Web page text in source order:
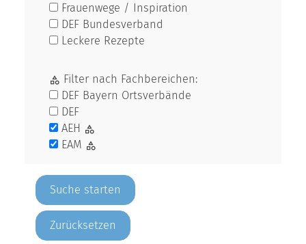
Frauenwege / Inspiration
DEF Bundesverband
Leckere Rezepte
Filter nach Fachbereichen:
DEF Bayern Ortsverbände
DEF
AEH
EAM
Zurücksetzen